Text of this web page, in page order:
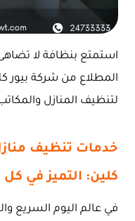
استمتع بنظافة لا
المطلاع من شركة بيور
لتنظيف المنازل
خدمات تنظيف
كلين: التميز في
في عالم اليوم السريع